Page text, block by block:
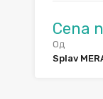
Cena
Од
Splav